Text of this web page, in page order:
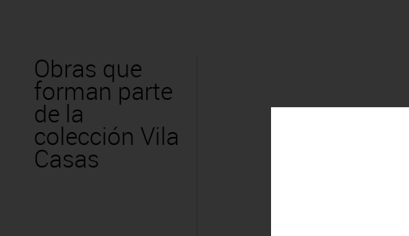
Obras que
forman parte
de la
colección Vila
Casas